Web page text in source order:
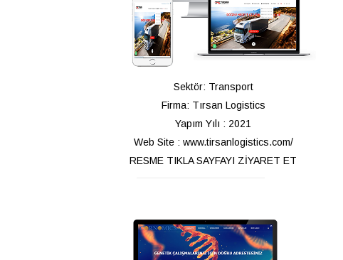
Sektör: Transport
Firma: Tırsan Logistics
Yapım Yılı : 2021
Web Site : www.tirsanlogistics.com/
RESME TIKLA SAYFAYI ZİYARET ET